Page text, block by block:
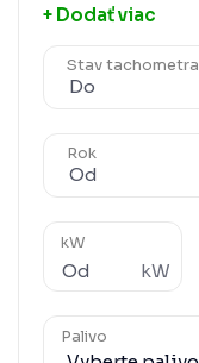
+ Dodať viac
Stav tachometra
Rok
kW
kW
Palivo